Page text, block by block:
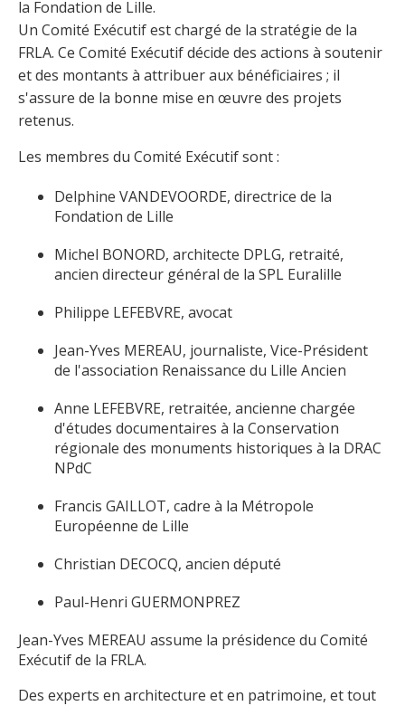
la Fondation de Lille.
Un Comité Exécutif est chargé de la stratégie de la
FRLA. Ce Comité Exécutif décide des actions à soutenir
et des montants à attribuer aux bénéficiaires ; il
s'assure de la bonne mise en œuvre des projets
retenus.
Les membres du Comité Exécutif sont :
Delphine VANDEVOORDE, directrice de la
Fondation de Lille
Michel BONORD, architecte DPLG, retraité,
ancien directeur général de la SPL Euralille
Philippe LEFEBVRE, avocat
Jean-Yves MEREAU, journaliste, Vice-Président
de l'association Renaissance du Lille Ancien
Anne LEFEBVRE, retraitée, ancienne chargée
d'études documentaires à la Conservation
régionale des monuments historiques à la DRAC
NPdC
Francis GAILLOT, cadre à la Métropole
Européenne de Lille
Christian DECOCQ, ancien député
Paul-Henri GUERMONPREZ
Jean-Yves MEREAU assume la présidence du Comité
Exécutif de la FRLA.
Des experts en architecture et en patrimoine, et tout